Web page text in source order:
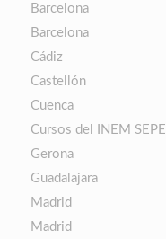
Barcelona
Barcelona
Cádiz
Castellón
Cuenca
Cursos del INEM SEPE
Gerona
Guadalajara
Madrid
Madrid